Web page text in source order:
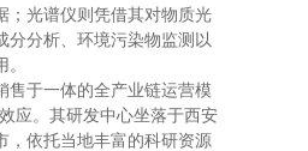
；光谱仪则凭借其对物质光
分分析、环境污染物监测以
售于一体的全产业链运营模
应。其研发中心坐落于西安
，依托当地丰富的科研资源